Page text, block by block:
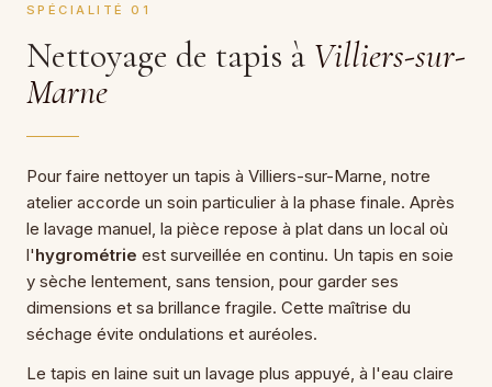
SPÉCIALITÉ 01
Nettoyage de tapis à Villiers-sur-
Marne
Pour faire nettoyer un tapis à Villiers-sur-Marne, notre
atelier accorde un soin particulier à la phase finale. Après
le lavage manuel, la pièce repose à plat dans un local où
l'hygrométrie est surveillée en continu. Un tapis en soie
y sèche lentement, sans tension, pour garder ses
dimensions et sa brillance fragile. Cette maîtrise du
séchage évite ondulations et auréoles.
Le tapis en laine suit un lavage plus appuyé, à l'eau claire